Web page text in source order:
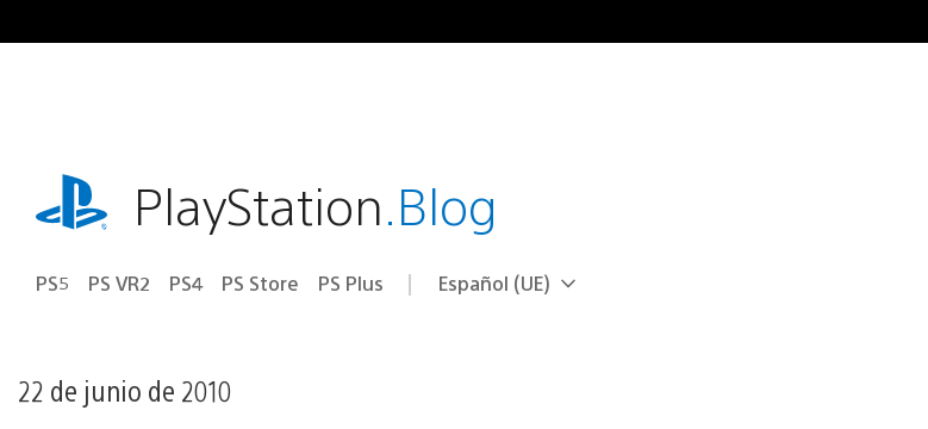
al
playstation.comPlayStation.Blog
PS5 PS VR2 PS4 PS Store PS Plus Selecciona
Región
Español (UE)
22 de junio de 2010